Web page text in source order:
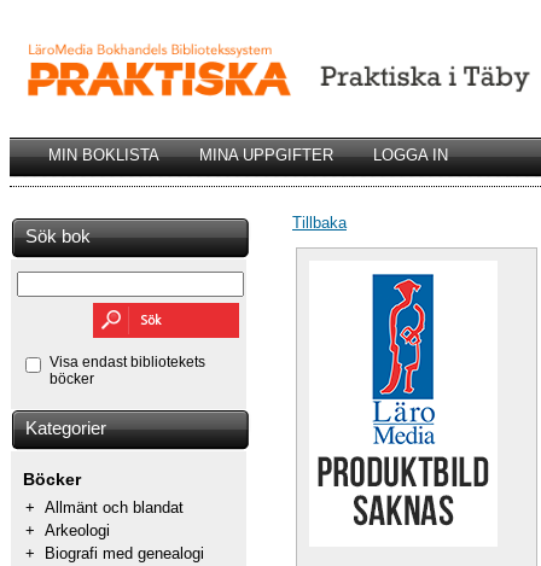
MIN BOKLISTA MINA UPPGIFTER LOGGA IN
Sök bok
Visa endast bibliotekets
böcker
Kategorier
Böcker
+ Allmänt och blandat
+ Arkeologi
+
Biografi med genealogi
Tillbaka